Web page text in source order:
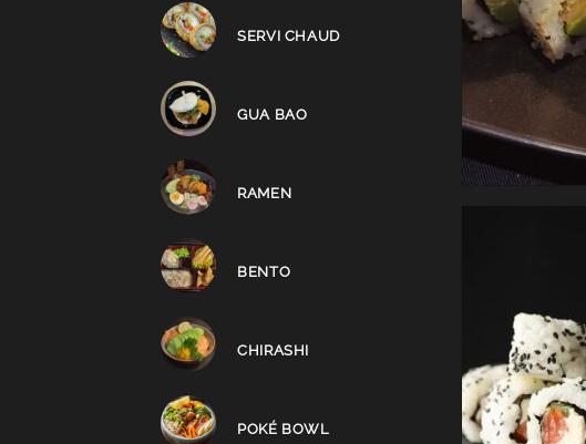
SERVI CHAUD
GUA BAO
RAMEN
BENTO
CHIRASHI
POKÉ BOWL